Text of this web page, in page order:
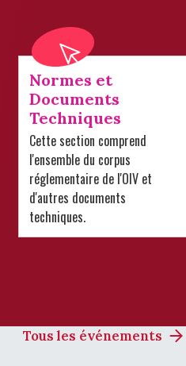
Normes et
Documents
Techniques
Cette section comprend
l'ensemble du corpus
réglementaire de l'OIV et
d'autres documents
techniques.
Tous les événements